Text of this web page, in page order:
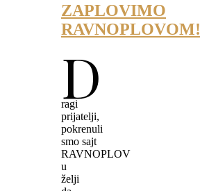
ZAPLOVIMO
RAVNOPLOVOM!
D
ragi
prijatelji,
pokrenuli
smo sajt
RAVNOPLOV
u
želji